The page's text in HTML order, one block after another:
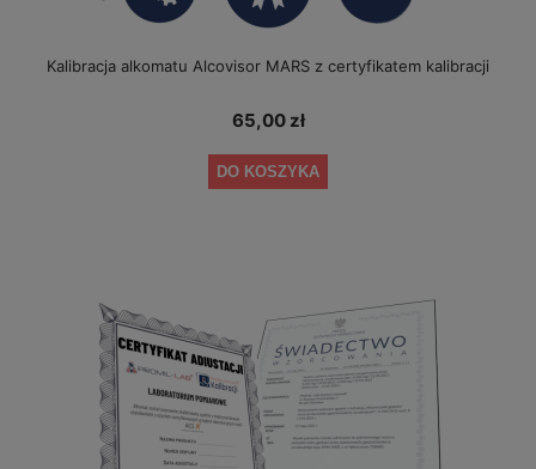
Kalibracja alkomatu Alcovisor MARS z certyfikatem kalibracji
65,00 zł
DO KOSZYKA